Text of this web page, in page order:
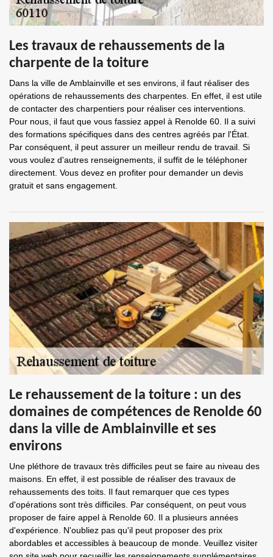
Les travaux de rehaussements de la
charpente de la toiture
Dans la ville de Amblainville et ses environs, il faut réaliser des
opérations de rehaussements des charpentes. En effet, il est utile
de contacter des charpentiers pour réaliser ces interventions.
Pour nous, il faut que vous fassiez appel à Renolde 60. Il a suivi
des formations spécifiques dans des centres agréés par l'État.
Par conséquent, il peut assurer un meilleur rendu de travail. Si
vous voulez d'autres renseignements, il suffit de le téléphoner
directement. Vous devez en profiter pour demander un devis
gratuit et sans engagement.
Le rehaussement de la toiture : un des
domaines de compétences de Renolde 60
dans la ville de Amblainville et ses
environs
Une pléthore de travaux très difficiles peut se faire au niveau des
maisons. En effet, il est possible de réaliser des travaux de
rehaussements des toits. Il faut remarquer que ces types
d'opérations sont très difficiles. Par conséquent, on peut vous
proposer de faire appel à Renolde 60. Il a plusieurs années
d'expérience. N'oubliez pas qu'il peut proposer des prix
abordables et accessibles à beaucoup de monde. Veuillez visiter